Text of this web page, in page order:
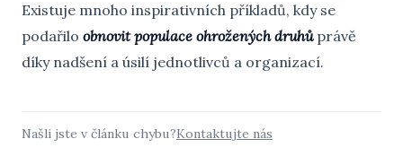
Existuje mnoho inspirativních příkladů, kdy se
podařilo obnovit populace ohrožených druhůprávě
díky nadšení a úsilí jednotlivců a organizací.
Našli jste v článku chybu?Kontaktujte nás